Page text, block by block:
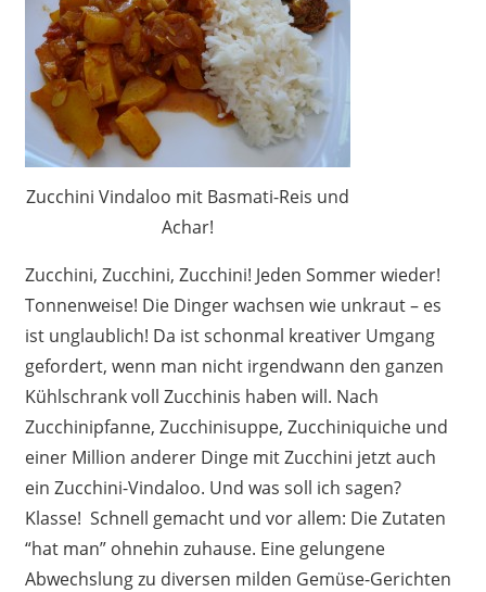
Zucchini Vindaloo mit Basmati-Reis und
Achar!
Zucchini, Zucchini, Zucchini! Jeden Sommer wieder!
Tonnenweise! Die Dinger wachsen wie unkraut – es
ist unglaublich! Da ist schonmal kreativer Umgang
gefordert, wenn man nicht irgendwann den ganzen
Kühlschrank voll Zucchinis haben will. Nach
Zucchinipfanne, Zucchinisuppe, Zucchiniquiche und
einer Million anderer Dinge mit Zucchini jetzt auch
ein Zucchini-Vindaloo. Und was soll ich sagen?
Klasse! Schnell gemacht und vor allem: Die Zutaten
“hat man” ohnehin zuhause. Eine gelungene
Abwechslung zu diversen milden Gemüse-Gerichten